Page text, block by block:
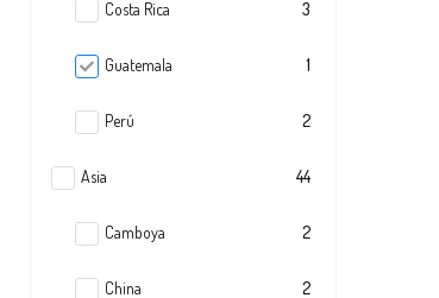
Costa Rica 3
Guatemala 1
Perú 2
Asia 44
Camboya 2
China 2